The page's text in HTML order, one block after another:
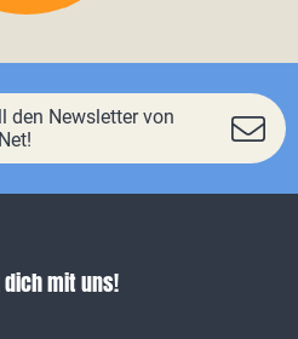
den Newsletter von
dich mit uns!